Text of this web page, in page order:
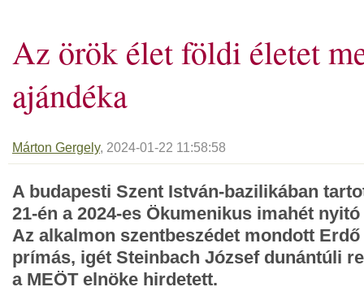
Az örök élet földi életet
ajándéka
Márton Gergely, 2024-01-22 11:58:58
A budapesti Szent István-bazilikában
21-én a 2024-es Ökumenikus imahét
Az alkalmon szentbeszédet mondott
prímás, igét Steinbach József dunántúli
a MEÖT elnöke hirdetett.